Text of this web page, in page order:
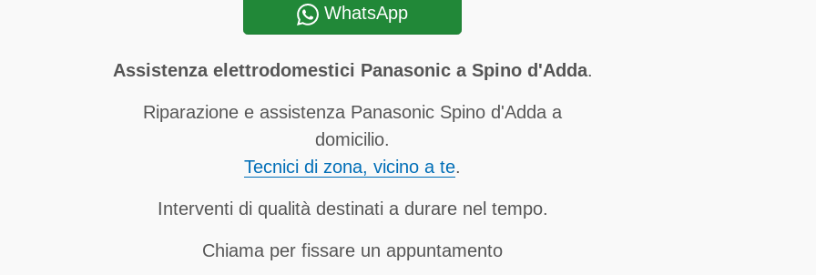
WhatsApp
Assistenza elettrodomestici Panasonic a Spino d'Adda.
Riparazione e assistenza Panasonic Spino d'Adda a
domicilio.
Tecnici di zona, vicino a te.
Interventi di qualità destinati a durare nel tempo.
Chiama per fissare un appuntamento